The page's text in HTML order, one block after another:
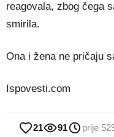
reagovala, zbog čega
smirila.
Ona i žena ne pričaju
Ispovesti.com
21 91 prije